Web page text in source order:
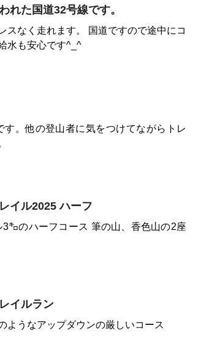
ース、シリアスな方は2往復して鍛錬が
は雨でしたが、幻想的な景色を楽しめま
れた国道32号線です。
スなく走れます。 国道ですので途中にコ
水も安心です^_^
す。他の登山者に気をつけてながらトレ
イル2025 ハーフ
㌔のハーフコース 筆の山、香色山の2座
イルラン
ようなアップダウンの厳しいコース